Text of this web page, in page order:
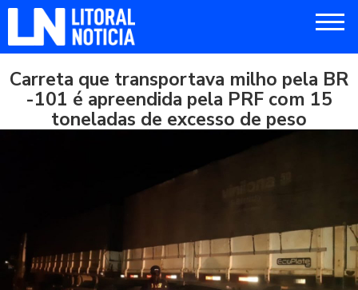
Carreta que transportava milho pela BR
-101 é apreendida pela PRF com 15
toneladas de excesso de peso